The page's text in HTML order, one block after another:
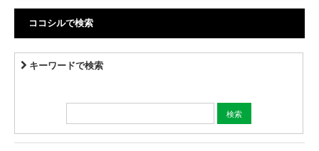
ココシルで検索
キーワードで検索